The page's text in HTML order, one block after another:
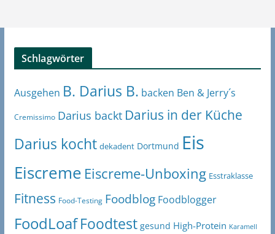
Schlagwörter
Ausgehen B. Darius B. backen Ben & Jerry´s
Cremissimo Darius backt Darius in der Küche
Darius kocht dekadent Dortmund Eis
Eiscreme Eiscreme-Unboxing Esstraklasse
Fitness Food-Testing Foodblog Foodblogger
FoodLoaf Foodtest gesund High-Protein Karamell